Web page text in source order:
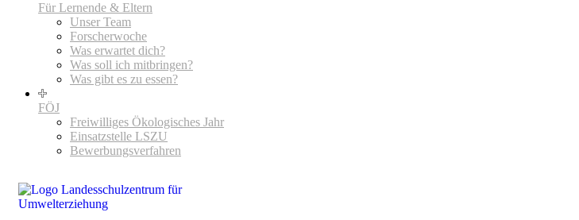
Für Lernende & Eltern
Unser Team
Forscherwoche
Was erwartet dich?
Was soll ich mitbringen?
Was gibt es zu essen?
FÖJ
Freiwilliges Ökologisches Jahr
Einsatzstelle LSZU
Bewerbungsverfahren